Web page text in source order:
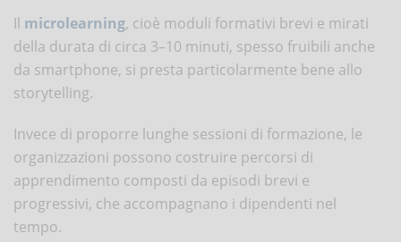
Il microlearning, cioè moduli formativi brevi e mirati
della durata di circa 3–10 minuti, spesso fruibili anche
da smartphone, si presta particolarmente bene allo
storytelling.
Invece di proporre lunghe sessioni di formazione, le
organizzazioni possono costruire percorsi di
apprendimento composti da episodi brevi e
progressivi, che accompagnano i dipendenti nel
tempo.